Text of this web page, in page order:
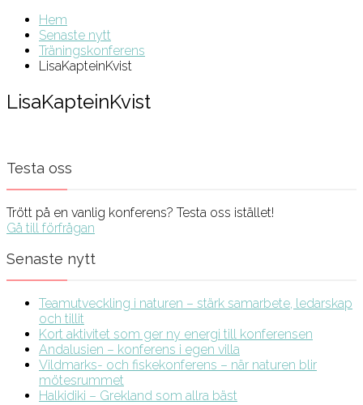
Hem
Senaste nytt
Träningskonferens
LisaKapteinKvist
LisaKapteinKvist
Testa oss
Trött på en vanlig konferens? Testa oss istället!
Gå till förfrågan
Senaste nytt
Teamutveckling i naturen – stärk samarbete, ledarskap
och tillit
Kort aktivitet som ger ny energi till konferensen
Andalusien – konferens i egen villa
Vildmarks- och fiskekonferens – när naturen blir
mötesrummet
Halkidiki – Grekland som allra bäst